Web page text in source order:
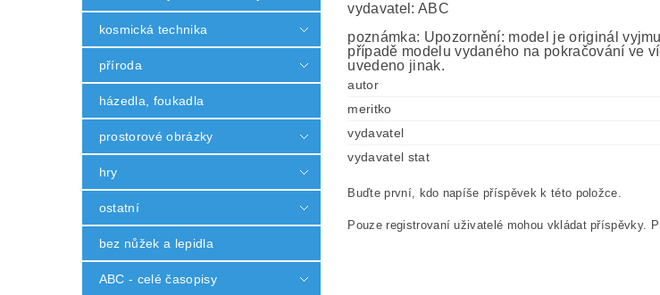
kosmická technika
příroda
házedla, foukadla
prostorové obrázky
hry
ostatní
bez nůžek a lepidla
ABC - celé časopisy
vydavatel: ABC
poznámka: Upozornění: model je originál
případě modelu vydaného na pokračování ve
uvedeno jinak.
autor
meritko
vydavatel
vydavatel stat
Buďte první, kdo napíše příspěvek k této položce.
Pouze registrovaní uživatelé mohou vkládat příspěvky.